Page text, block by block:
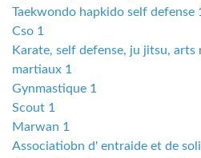
Taekwondo hapkido self defense 1
Cso 1
Karate, self defense, ju jitsu,
martiaux 1
Gynmastique 1
Scout 1
Marwan 1
Associatiobn d' entraide et de